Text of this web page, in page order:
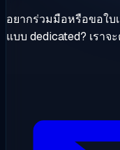
อยากร่วมมือหรือขอใบ
แบบ dedicated? เรา